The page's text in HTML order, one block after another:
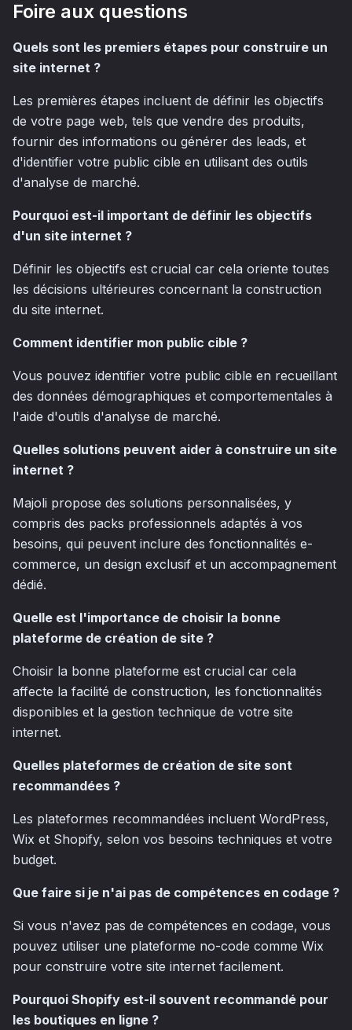
Foire aux questions
Quels sont les premiers étapes pour construire un
site internet ?
Les premières étapes incluent de définir les objectifs
de votre page web, tels que vendre des produits,
fournir des informations ou générer des leads, et
d'identifier votre public cible en utilisant des outils
d'analyse de marché.
Pourquoi est-il important de définir les objectifs
d'un site internet ?
Définir les objectifs est crucial car cela oriente toutes
les décisions ultérieures concernant la construction
du site internet.
Comment identifier mon public cible ?
Vous pouvez identifier votre public cible en recueillant
des données démographiques et comportementales à
l'aide d'outils d'analyse de marché.
Quelles solutions peuvent aider à construire un site
internet ?
Majoli propose des solutions personnalisées, y
compris des packs professionnels adaptés à vos
besoins, qui peuvent inclure des fonctionnalités e-
commerce, un design exclusif et un accompagnement
dédié.
Quelle est l'importance de choisir la bonne
plateforme de création de site ?
Choisir la bonne plateforme est crucial car cela
affecte la facilité de construction, les fonctionnalités
disponibles et la gestion technique de votre site
internet.
Quelles plateformes de création de site sont
recommandées ?
Les plateformes recommandées incluent WordPress,
Wix et Shopify, selon vos besoins techniques et votre
budget.
Que faire si je n'ai pas de compétences en codage ?
Si vous n'avez pas de compétences en codage, vous
pouvez utiliser une plateforme no-code comme Wix
pour construire votre site internet facilement.
Pourquoi Shopify est-il souvent recommandé pour
les boutiques en ligne ?